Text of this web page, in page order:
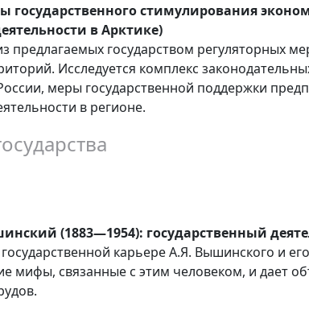
государственного стимулирования
в Арктике)
предлагаемых государством регуляторных
Исследуется комплекс
меры государственной поддержки
в регионе.
(1883—1954): государственный
государственной карьере А.Я. Вышинского и
мифы, связанные с этим человеком, и дает